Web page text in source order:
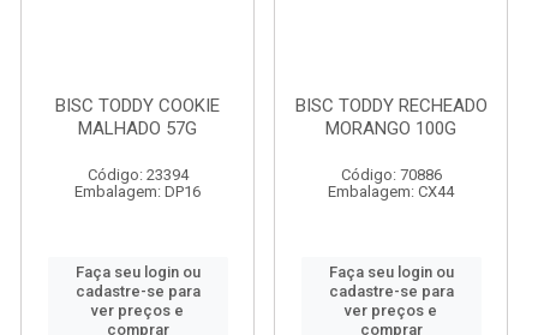
BISC TODDY COOKIE
MALHADO 57G
Código: 23394
Embalagem: DP16
Faça seu login ou
cadastre-se para
ver preços e
comprar
BISC TODDY RECHEADO
MORANGO 100G
Código: 70886
Embalagem: CX44
Faça seu login ou
cadastre-se para
ver preços e
comprar